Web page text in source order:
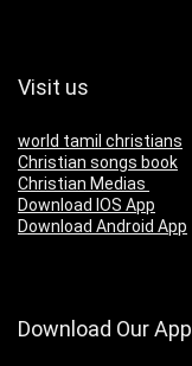
Visit us
world tamil christians
Christian songs book
Christian Medias
Download IOS App
Download Android App
Download Our App